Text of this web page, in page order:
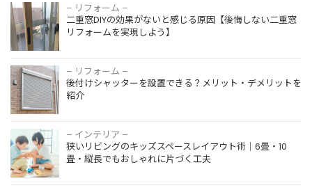
– リフォーム –
二重窓DIYの効果がないと感じる原因【後悔しない二重窓
リフォームを実現しよう】
– リフォーム –
後付けシャッターを設置できる？メリット・デメリットを
紹介
– インテリア –
狭いリビングのキッズスペースレイアウト術｜6畳・10
畳・縦長でもおしゃれに片づく工夫